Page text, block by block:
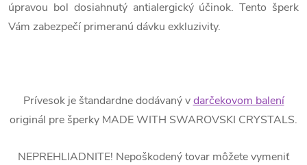
úpravou bol dosiahnutý antialergický účinok. Tento šperk
Vám zabezpečí primeranú dávku exkluzivity.
Prívesok je štandardne dodávaný vdarčekovom balení
originál pre šperky MADE WITH SWAROVSKI CRYSTALS.
NEPREHLIADNITE! Nepoškodený tovar môžete vymeniť